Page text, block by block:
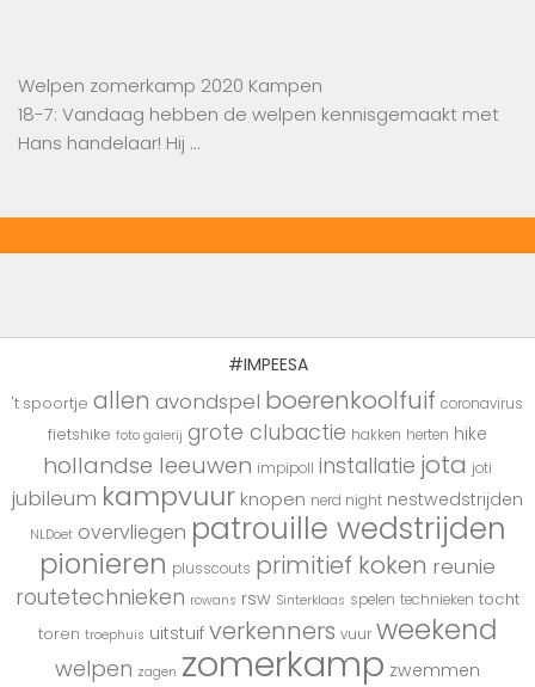
Welpen zomerkamp 2020 Kampen
18-7: Vandaag hebben de welpen kennisgemaakt met
Hans handelaar! Hij …
#IMPEESA
't spoortje allen avondspel boerenkoolfuif coronavirus
fietshike foto galerij grote clubactie hakken herten hike
hollandse leeuwen impipoll installatie jota joti
jubileum kampvuur knopen nerd night nestwedstrijden
NLDoet overvliegen patrouille wedstrijden
pionieren plusscouts primitief koken reunie
routetechnieken rowans rsw Sinterklaas spelen technieken tocht
toren troephuis uitstuif verkenners vuur weekend
welpen zagen zomerkamp zwemmen